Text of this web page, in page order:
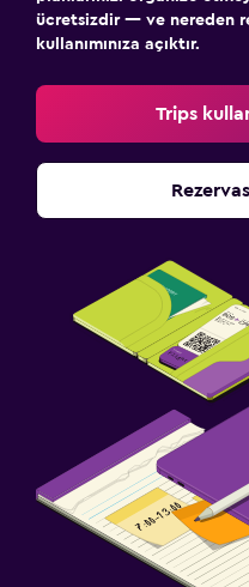
ücretsizdir — ve nereden
kullanımınıza açıktır.
Trips